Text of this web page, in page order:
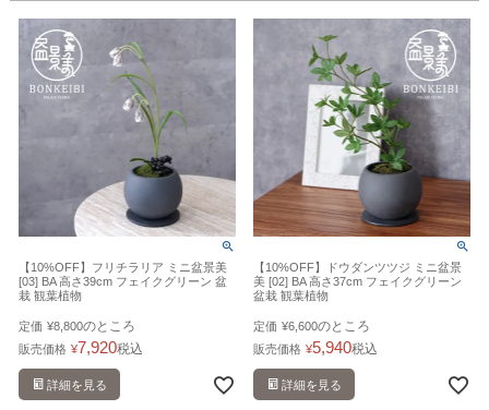
【10%OFF】フリチラリア ミニ盆景美
[03] BA 高さ39cm フェイクグリーン 盆
栽 観葉植物
定価 ¥8,800のところ
販売価格 ¥7,920税込
詳細を見る
【10%OFF】ドウダンツツジ ミニ盆景
美 [02] BA 高さ37cm フェイクグリーン
盆栽 観葉植物
定価 ¥6,600のところ
販売価格 ¥5,940税込
詳細を見る